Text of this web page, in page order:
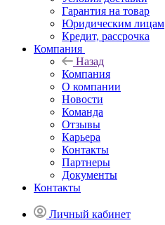
Гарантия на товар
Юридическим лицам
Кредит, рассрочка
Компания
Назад
Компания
О компании
Новости
Команда
Отзывы
Карьера
Контакты
Партнеры
Документы
Контакты
Личный кабинет